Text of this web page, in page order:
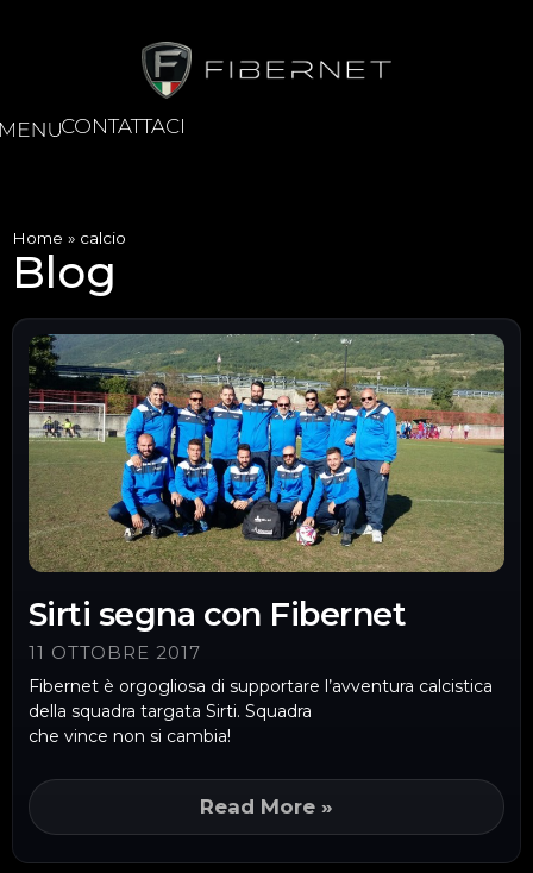
CONTATTACI
Home » calcio
Blog
Sirti segna con Fibernet
11 OTTOBRE 2017
Fibernet è orgogliosa di supportare l’avventura calcistica
della squadra targata Sirti. Squadra
che vince non si cambia!
Read More »